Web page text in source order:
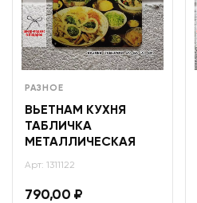
РАЗНОЕ
ВЬЕТНАМ КУХНЯ
ТАБЛИЧКА
МЕТАЛЛИЧЕСКАЯ
Арт: 1311122
790,00 ₽